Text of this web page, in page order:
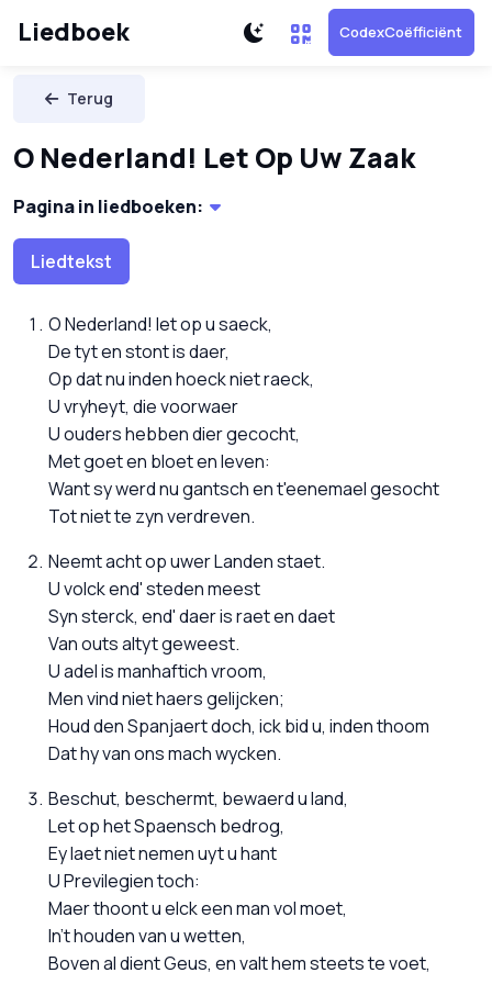
Liedboek CodexCoëfficiënt
Terug
O Nederland! Let Op Uw Zaak
Pagina in liedboeken:
Liedtekst
O Nederland! let op u saeck,
De tyt en stont is daer,
Op dat nu inden hoeck niet raeck,
U vryheyt, die voorwaer
U ouders hebben dier gecocht,
Met goet en bloet en leven:
Want sy werd nu gantsch en t'eenemael gesocht
Tot niet te zyn verdreven.
Neemt acht op uwer Landen staet.
U volck end' steden meest
Syn sterck, end' daer is raet en daet
Van outs altyt geweest.
U adel is manhaftich vroom,
Men vind niet haers gelijcken;
Houd den Spanjaert doch, ick bid u, inden thoom
Dat hy van ons mach wycken.
Beschut, beschermt, bewaerd u land,
Let op het Spaensch bedrog,
Ey laet niet nemen uyt u hant
U Previlegien toch:
Maer thoont u elck een man vol moet,
In't houden van u wetten,
Boven al dient Geus, en valt hem steets te voet,